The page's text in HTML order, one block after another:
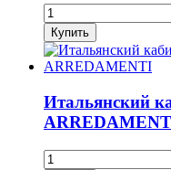
Итальянский